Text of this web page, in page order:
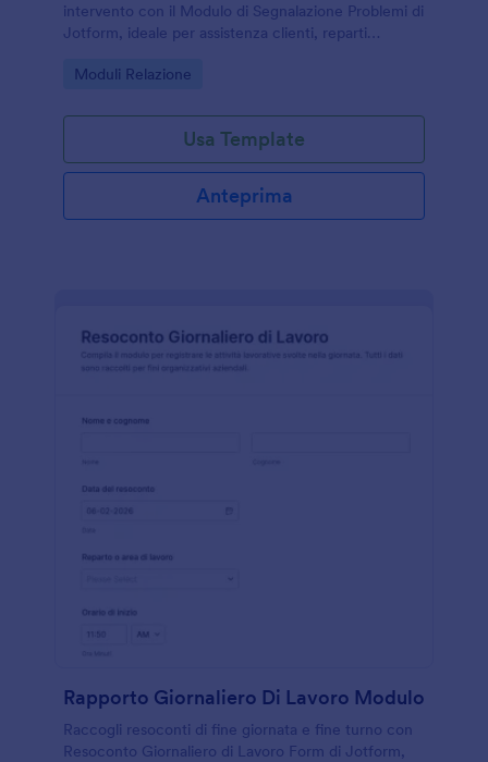
intervento con il Modulo di Segnalazione Problemi di
Jotform, ideale per assistenza clienti, reparti
ordinata e invio del modulo tracciabile.
Go to Category:
Moduli Relazione
Usa Template
Anteprima
Rapporto Giornaliero Di Lavoro Modulo
Raccogli resoconti di fine giornata e fine turno con
Resoconto Giornaliero di Lavoro Form di Jotform,